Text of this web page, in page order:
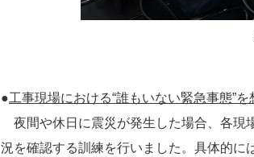
●工事現場における“誰もいない緊急事態”
夜間や休日に震災が発生した場合、各現
況を確認する訓練を行いました。具体的に